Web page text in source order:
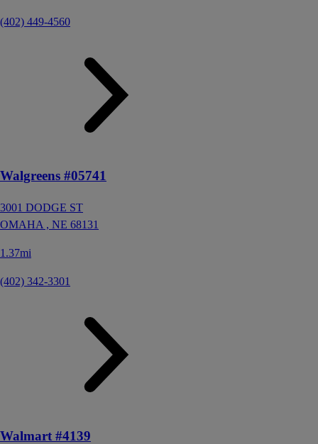
(402) 449-4560
Walgreens #05741
3001 DODGE ST
OMAHA , NE 68131
1.37mi
(402) 342-3301
Walmart #4139